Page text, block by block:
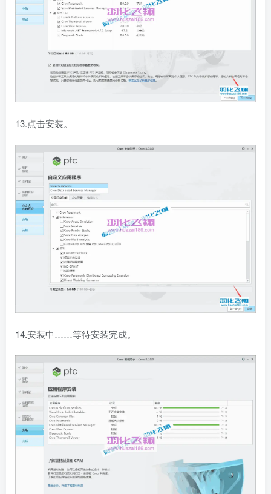
13.点击安装。
14.安装中……等待安装完成。